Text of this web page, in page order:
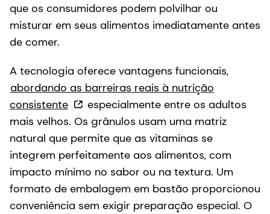
que os consumidores podem polvilhar ou
misturar em seus alimentos imediatamente antes
de comer.
A tecnologia oferece vantagens funcionais,
abordando as barreiras reais à nutrição
consistente
especialmente entre os adultos
mais velhos. Os grânulos usam uma matriz
natural que permite que as vitaminas se
integrem perfeitamente aos alimentos, com
impacto mínimo no sabor ou na textura. Um
formato de embalagem em bastão proporcionou
conveniência sem exigir preparação especial. O